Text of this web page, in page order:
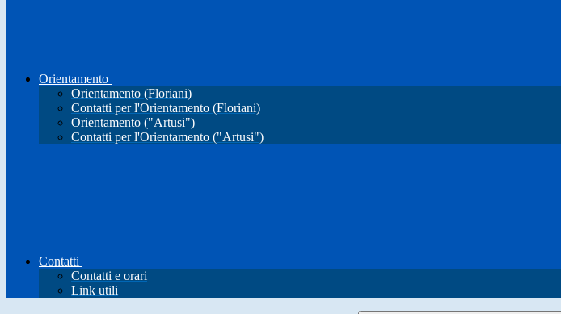
Orientamento
Orientamento (Floriani)
Contatti per l'Orientamento (Floriani)
Orientamento ("Artusi")
Contatti per l'Orientamento ("Artusi")
Contatti
Contatti e orari
Link utili